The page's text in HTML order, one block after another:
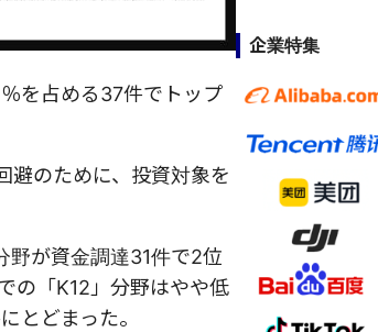
を占める37件でトップ
避のために、投資対象を
野が資金調達31件で2位
の「K12」分野はやや低
とどまった。
企業特集